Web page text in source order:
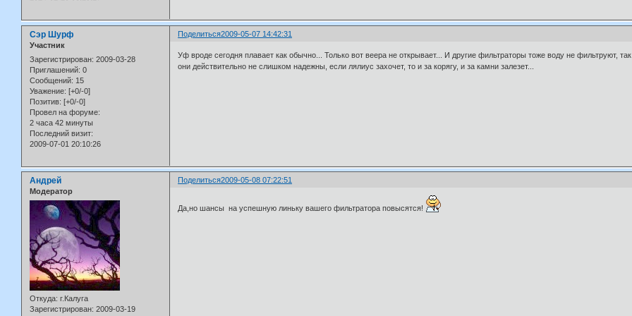
Поделиться2009-05-07 14:42:31
Сэр Шурф
Участник
Зарегистрирован: 2009-03-28
Приглашений: 0
Сообщений: 15
Уважение: [+0/-0]
Позитив: [+0/-0]
Провел на форуме:
2 часа 42 минуты
Последний визит:
2009-07-01 20:10:26
Уф вроде сегодня плавает как обычно... Только вот веера не открывает... И другие фильтраторы тоже воду не фильтруют,
они действительно не слишком надежны, если лялиус захочет, то и за корягу, и за камни залезет...
Поделиться2009-05-08 07:22:51
Андрей
Модератор
Откуда: г.Калуга
Зарегистрирован: 2009-03-19
Да,но шансы на успешную линьку вашего фильтратора повысятся!